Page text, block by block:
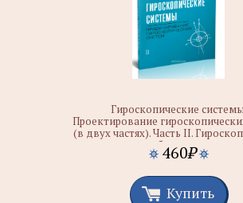
Гироскопические
Проектирование
(в двух частях). Часть II.
стабилизаторы
460₽
Купить